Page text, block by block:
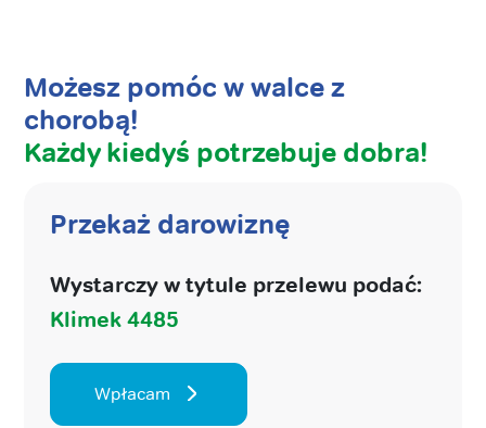
Możesz pomóc w walce z
chorobą!
Każdy kiedyś potrzebuje dobra!
Przekaż darowiznę
Wystarczy w tytule przelewu podać:
Klimek 4485
Wpłacam